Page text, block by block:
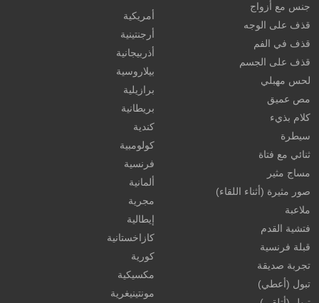
جنس مع أزواج
قذف على الوجه
قذف في الفم
قذف على الجسم
لحس مهبلي
مص عميق
كلام بذيء
سيطرة
ثنائي مع فتاة
مساج مثير
صور مثيرة (أثناء اللقاء)
ملاعبة
فتشية القدم
قبلة فرنسية
تجربة صديقة
تبول (أعطي)
أمريكية
أرجنتينية
أذربيجانية
بيلاروسية
برازيلية
بريطانية
كندية
كولومبية
فرنسية
ألمانية
مجرية
إيطالية
كازاخستانية
كورية
مكسيكية
مونتينيغرية